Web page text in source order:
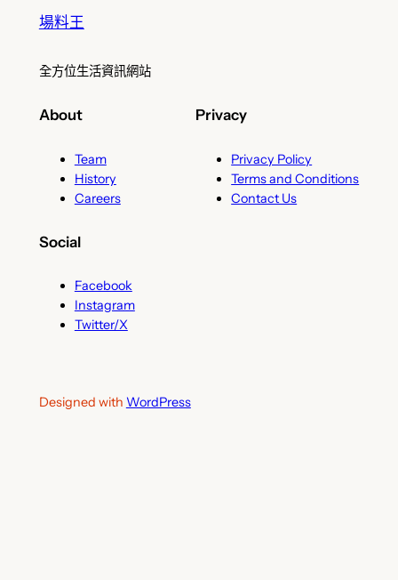
場料王
全方位生活資訊網站
About
Team
History
Careers
Privacy
Privacy Policy
Terms and Conditions
Contact Us
Social
Facebook
Instagram
Twitter/X
Designed with WordPress